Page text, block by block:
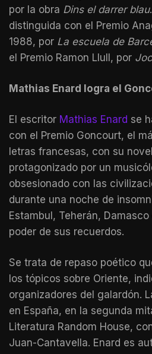
por la obra Dins el darrer blau
distinguida con el Premio
1988, por La escuela de
el Premio Ramon Llull, por
Mathias Enard logra el
El escritor Mathias Enard se
con el Premio Goncourt, el
letras francesas, con su
protagonizado por un
obsesionado con las
durante una noche de
Estambul, Teherán,
poder de sus recuerdos.
Se trata de repaso poético
los tópicos sobre Oriente,
organizadores del galardón.
en España, en la segunda
Literatura Random House,
Juan-Cantavella. Enard es